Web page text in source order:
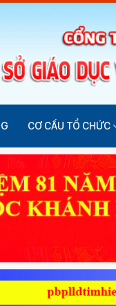
CƠ CẤU TỔ CHỨC